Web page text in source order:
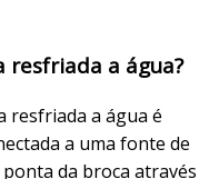
resfriada a água?
resfriada a água é
a uma fonte de
da broca através